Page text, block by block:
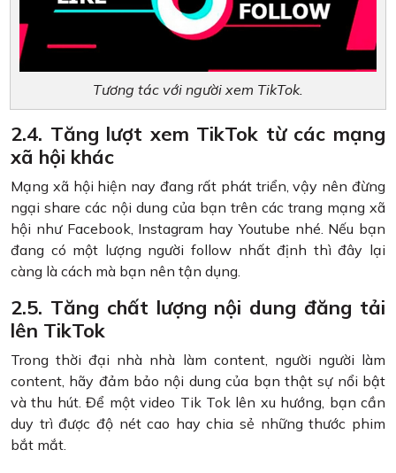
Tương tác với người xem TikTok.
2.4. Tăng lượt xem TikTok từ các mạng
xã hội khác
Mạng xã hội hiện nay đang rất phát triển, vậy nên đừng
ngại share các nội dung của bạn trên các trang mạng xã
hội như Facebook, Instagram hay Youtube nhé. Nếu bạn
đang có một lượng người follow nhất định thì đây lại
càng là cách mà bạn nên tận dụng.
2.5. Tăng chất lượng nội dung đăng tải
lên TikTok
Trong thời đại nhà nhà làm content, người người làm
content, hãy đảm bảo nội dung của bạn thật sự nổi bật
và thu hút. Để một video Tik Tok lên xu hướng, bạn cần
duy trì được độ nét cao hay chia sẻ những thước phim
bắt mắt.